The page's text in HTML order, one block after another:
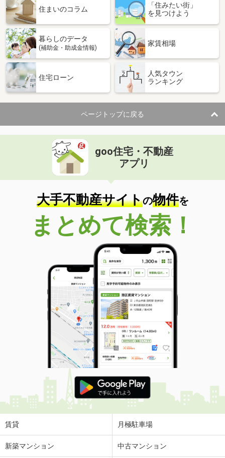
住まいのコラム
「住みたい街」
を見つけよう
暮らしのデータ
(補助金・助成金情報)
家賃相場
住宅ローン
人気タウン
ランキング
ページトップに戻る
goo住宅・不動産
アプリ
大手不動産サイトの物件を
まとめて検索！
賃貸 月極駐車場
新築マンション 中古マンション